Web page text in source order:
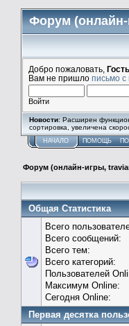
Форум
Добро пожаловать, Гость
Вам не пришло письмо с
Войти
Новости: Расширен
сортировка, увеличена
НАЧАЛО ПОМОЩЬ
Форум (онлайн-игры,
Общая Статистика
Всего
Всего сообщений:
Всего тем:
Всего категорий:
Пользователей
Максимум Online:
Сегодня Online:
Первая десятка